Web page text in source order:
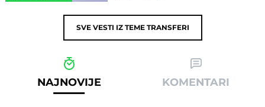
SVE VESTI IZ TEME TRANSFERI
NAJNOVIJE KOMENTARI